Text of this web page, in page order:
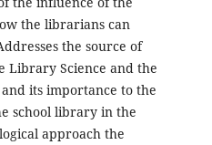
the librarians can
the source of
Library Science and the
its importance to the
school library in the
approach the